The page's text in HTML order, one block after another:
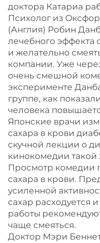
доктора Катариа
Психолог из
(Англия) Робин
лечебного эффекта
и желательно
компании. Уже
очень смешной
эксперименте
группе, как
человека
Японские врачи
сахара в крови
скучной лекции о
кинокомедии
Просмотр комедии
сахара в крови.
усиленной
сахар расходуется
работы
чаще смеяться.
Доктор Мэри